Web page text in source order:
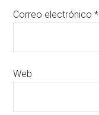
Correo electrónico*
Web